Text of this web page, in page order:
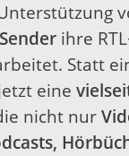
ihre
Statt
eine
nicht nur